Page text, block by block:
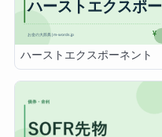
ハーストエクスポーネント